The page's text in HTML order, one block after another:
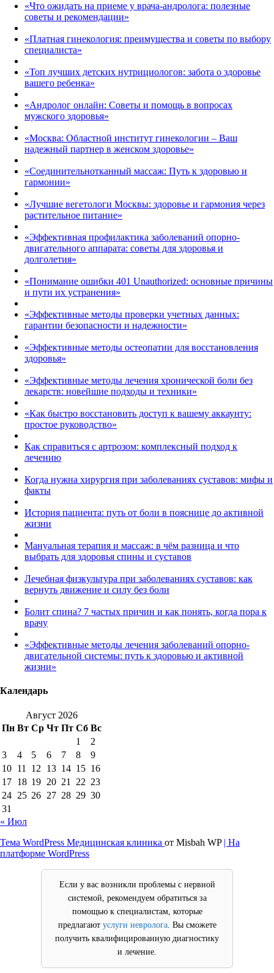
«Что ожидать на приеме у врача-андролога: полезные
советы и рекомендации»
«Платная гинекология: преимущества и советы по выбору
специалиста»
«Топ лучших детских нутрициологов: забота о здоровье
вашего ребенка»
«Андролог онлайн: Советы и помощь в вопросах
мужского здоровья»
«Москва: Областной институт гинекологии – Ваш
надежный партнер в женском здоровье»
«Соединительнотканный массаж: Путь к здоровью и
гармонии»
«Лучшие вегетологи Москвы: здоровье и гармония через
растительное питание»
«Эффективная профилактика заболеваний опорно-
двигательного аппарата: советы для здоровья и
долголетия»
«Понимание ошибки 401 Unauthorized: основные причины
и пути их устранения»
«Эффективные методы проверки учетных данных:
гарантии безопасности и надежности»
«Эффективные методы остеопатии для восстановления
здоровья»
«Эффективные методы лечения хронической боли без
лекарств: новейшие подходы и техники»
«Как быстро восстановить доступ к вашему аккаунту:
простое руководство»
Как справиться с артрозом: комплексный подход к
лечению
Когда нужна хирургия при заболеваниях суставов: мифы и
факты
История пациента: путь от боли в пояснице до активной
жизни
Мануальная терапия и массаж: в чём разница и что
выбрать для здоровья спины и суставов
Лечебная физкультура при заболеваниях суставов: как
вернуть движение и силу без боли
Болит спина? 7 частых причин и как понять, когда пора к
врачу
«Эффективные методы лечения заболеваний опорно-
двигательной системы: путь к здоровью и активной
жизни»
Календарь
Август 2026
Пн Вт Ср Чт Пт Сб Вс
1
2
3
4 5 6 7 8
9
10 11 12 13 14 15 16
17 18 19 20 21 22 23
24 25 26 27 28 29 30
31
« Июл
Тема WordPress Медицинская клиника от Misbah WP | На
платформе WordPress
Если у вас возникли проблемы с нервной
системой, рекомендуем обратиться за
помощью к специалистам, которые
предлагают услуги невролога. Вы сможете
получить квалифицированную диагностику
и лечение.